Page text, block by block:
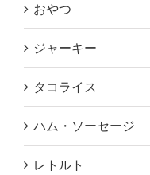
おやつ
ジャーキー
タコライス
ハム・ソーセージ
レトルト